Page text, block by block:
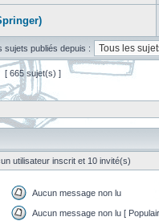
sujets publiés depuis :
[ 665 sujet(s) ]
utilisateur inscrit et 10 invité(s)
Aucun message non lu
Aucun message non lu [